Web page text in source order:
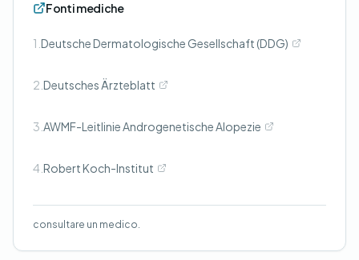
Fonti mediche
1. Deutsche Dermatologische Gesellschaft (DDG)
2. Deutsches Ärzteblatt
3. AWMF-Leitlinie Androgenetische Alopezie
4. Robert Koch-Institut
consultare un medico.